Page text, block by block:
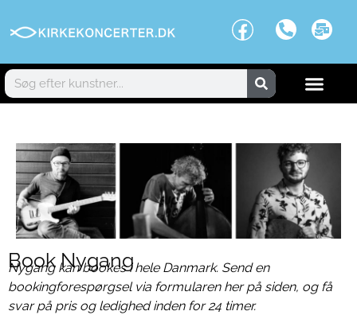
Book Nygang
Nygang kan bookes i hele Danmark. Send en
bookingforespørgsel via formularen her på siden, og få
svar på pris og ledighed inden for 24 timer.